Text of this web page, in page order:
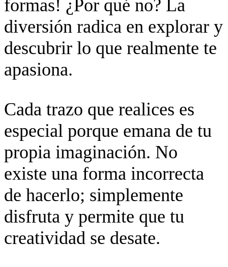
formas! ¿Por qué no? La
diversión radica en explorar y
descubrir lo que realmente te
apasiona.
Cada trazo que realices es
especial porque emana de tu
propia imaginación. No
existe una forma incorrecta
de hacerlo; simplemente
disfruta y permite que tu
creatividad se desate.